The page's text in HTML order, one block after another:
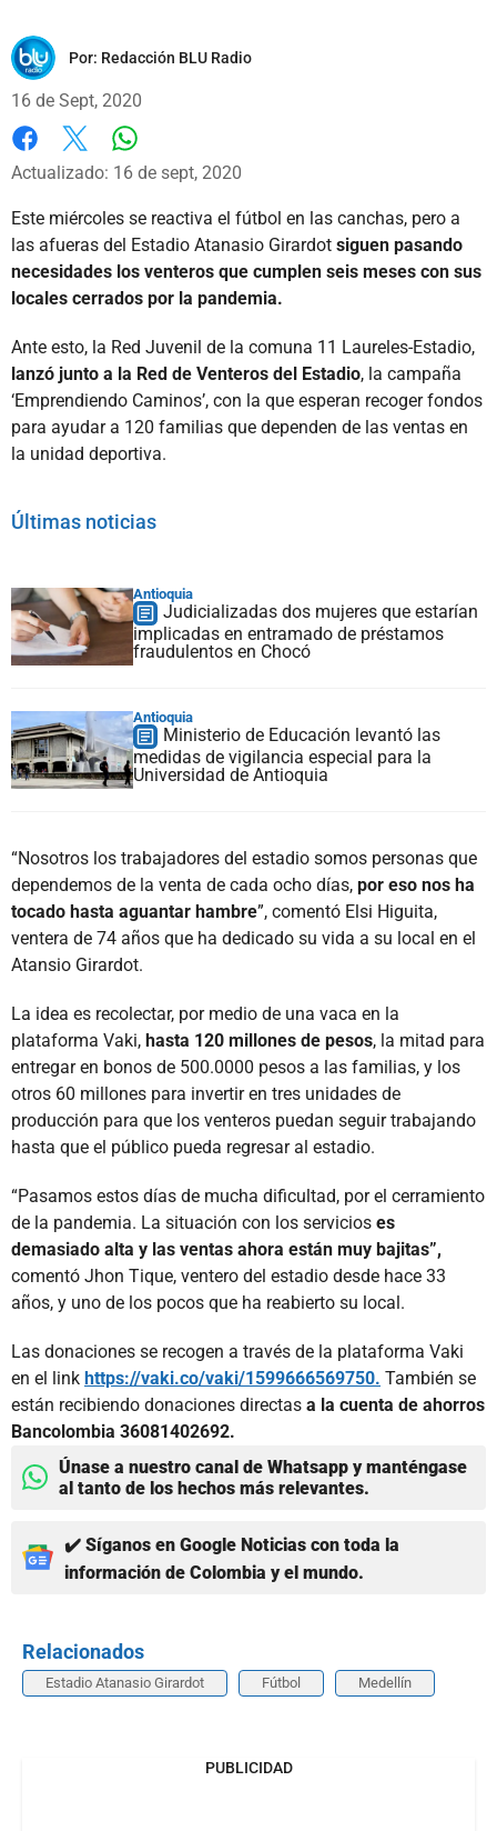
Por: Redacción BLU Radio
16 de Sept, 2020
Facebook
X
Actualizado: 16 de sept, 2020
Este miércoles se reactiva el fútbol en las canchas, pero a
las afueras del Estadio Atanasio Girardot siguen pasando
necesidades los venteros que cumplen seis meses con sus
locales cerrados por la pandemia.
Ante esto, la Red Juvenil de la comuna 11 Laureles-Estadio,
lanzó junto a la Red de Venteros del Estadio, la campaña
‘Emprendiendo Caminos’, con la que esperan recoger fondos
para ayudar a 120 familias que dependen de las ventas en
la unidad deportiva.
Últimas noticias
Antioquia
Judicializadas dos mujeres que estarían
implicadas en entramado de préstamos
fraudulentos en Chocó
Antioquia
Ministerio de Educación levantó las
medidas de vigilancia especial para la
Universidad de Antioquia
“Nosotros los trabajadores del estadio somos personas que
dependemos de la venta de cada ocho días, por eso nos ha
tocado hasta aguantar hambre”, comentó Elsi Higuita,
ventera de 74 años que ha dedicado su vida a su local en el
Atansio Girardot.
La idea es recolectar, por medio de una vaca en la
plataforma Vaki, hasta 120 millones de pesos, la mitad para
entregar en bonos de 500.0000 pesos a las familias, y los
otros 60 millones para invertir en tres unidades de
producción para que los venteros puedan seguir trabajando
hasta que el público pueda regresar al estadio.
“Pasamos estos días de mucha dificultad, por el cerramiento
de la pandemia. La situación con los servicios es
demasiado alta y las ventas ahora están muy bajitas”,
comentó Jhon Tique, ventero del estadio desde hace 33
años, y uno de los pocos que ha reabierto su local.
Las donaciones se recogen a través de la plataforma Vaki
en el link https://vaki.co/vaki/1599666569750. También se
están recibiendo donaciones directas a la cuenta de ahorros
Bancolombia 36081402692.
Únase a nuestro canal de Whatsapp y manténgase
al tanto de los hechos más relevantes.
✔️ Síganos en Google Noticias con toda la
información de Colombia y el mundo.
Relacionados
Estadio Atanasio Girardot Fútbol Medellín
PUBLICIDAD